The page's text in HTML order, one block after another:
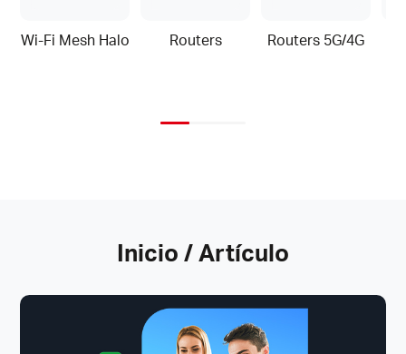
Wi-Fi Mesh Halo Routers Routers 5G/4G
Inicio / Artículo